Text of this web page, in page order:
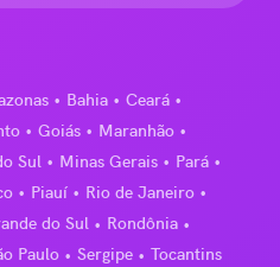
Bahia
Ceará
Goiás
Maranhão
Sul Minas Gerais
Pará
Piauí
Rio de Janeiro
do Sul
Rondônia
Paulo Sergipe Tocantins